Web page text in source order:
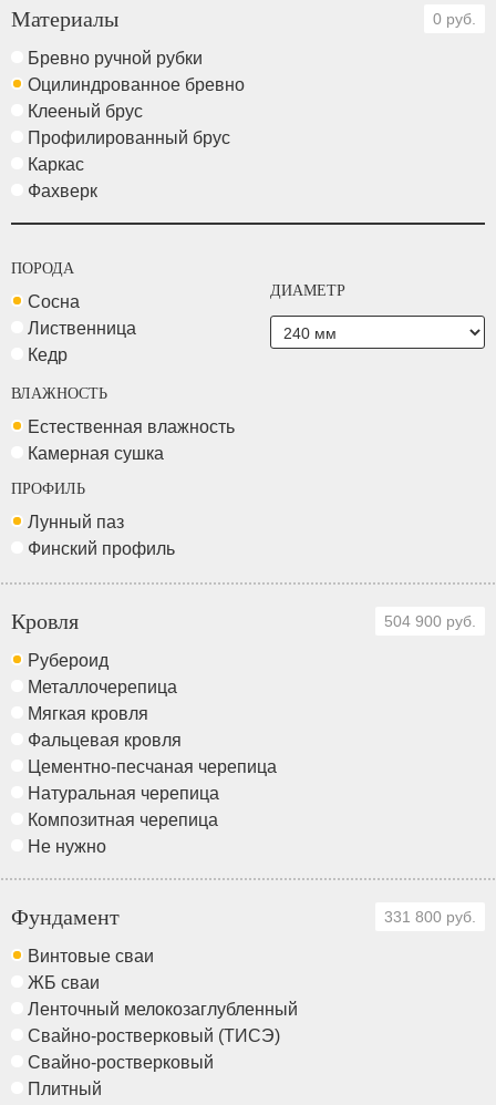
Материалы 0 руб.
Бревно ручной рубки
Оцилиндрованное бревно
Клееный брус
Профилированный брус
Каркас
Фахверк
ПОРОДА
Сосна
Лиственница
Кедр
ДИАМЕТР
ВЛАЖНОСТЬ
Естественная влажность
Камерная сушка
ПРОФИЛЬ
Лунный паз
Финский профиль
Кровля 504 900 руб.
Рубероид
Металлочерепица
Мягкая кровля
Фальцевая кровля
Цементно-песчаная черепица
Натуральная черепица
Композитная черепица
Не нужно
Фундамент 331 800 руб.
Винтовые сваи
ЖБ сваи
Ленточный мелокозаглубленный
Свайно-ростверковый (ТИСЭ)
Свайно-ростверковый
Плитный